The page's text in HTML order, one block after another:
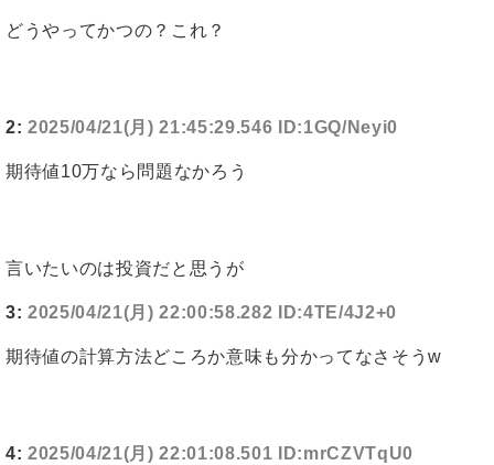
どうやってかつの？これ？
2: 2025/04/21(月) 21:45:29.546 ID:1GQ/Neyi0
期待値10万なら問題なかろう
言いたいのは投資だと思うが
3: 2025/04/21(月) 22:00:58.282 ID:4TE/4J2+0
期待値の計算方法どころか意味も分かってなさそうw
4: 2025/04/21(月) 22:01:08.501 ID:mrCZVTqU0